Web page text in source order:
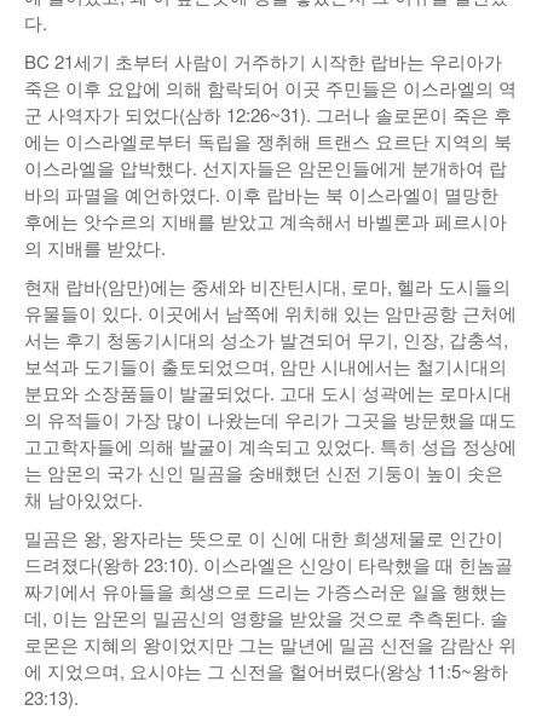
다.
BC 21세기 초부터 사람이 거주하기 시작한 랍바는 우리아가
죽은 이후 요압에 의해 함락되어 이곳 주민들은 이스라엘의 역
군 사역자가 되었다(삼하 12:26~31). 그러나 솔로몬이 죽은 후
에는 이스라엘로부터 독립을 쟁취해 트랜스 요르단 지역의 북
이스라엘을 압박했다. 선지자들은 암몬인들에게 분개하여 랍
바의 파멸을 예언하였다. 이후 랍바는 북 이스라엘이 멸망한
후에는 앗수르의 지배를 받았고 계속해서 바벨론과 페르시아
의 지배를 받았다.
현재 랍바(암만)에는 중세와 비잔틴시대, 로마, 헬라 도시들의
유물들이 있다. 이곳에서 남쪽에 위치해 있는 암만공항 근처에
서는 후기 청동기시대의 성소가 발견되어 무기, 인장, 갑충석,
보석과 도기들이 출토되었으며, 암만 시내에서는 철기시대의
분묘와 소장품들이 발굴되었다. 고대 도시 성곽에는 로마시대
의 유적들이 가장 많이 나왔는데 우리가 그곳을 방문했을 때도
고고학자들에 의해 발굴이 계속되고 있었다. 특히 성읍 정상에
는 암몬의 국가 신인 밀곰을 숭배했던 신전 기둥이 높이 솟은
채 남아있었다.
밀곰은 왕, 왕자라는 뜻으로 이 신에 대한 희생제물로 인간이
드려졌다(왕하 23:10). 이스라엘은 신앙이 타락했을 때 힌놈골
짜기에서 유아들을 희생으로 드리는 가증스러운 일을 행했는
데, 이는 암몬의 밀곰신의 영향을 받았을 것으로 추측된다. 솔
로몬은 지혜의 왕이었지만 그는 말년에 밀곰 신전을 감람산 위
에 지었으며, 요시야는 그 신전을 헐어버렸다(왕상 11:5~왕하
23:13).